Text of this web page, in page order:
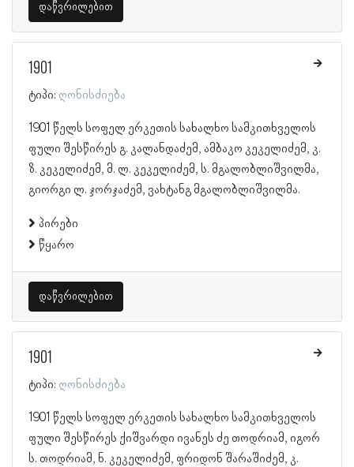
დაწვრილებით
1901
ტიპი: ღონისძიება
1901 წელს სოფელ ერკეთის სახალხო სამკითხველოს
ფული შესწირეს გ. კალანდაძემ, ამბაკო კეკელიძემ, კ.
ზ. კეკელიძემ, მ. ლ. კეკელიძემ, ს. მგალობლიშვილმა,
გიორგი ლ. ჯორჯაძემ, ვახტანგ მგალობლიშვილმა.
პირები
წყარო
დაწვრილებით
1901
ტიპი: ღონისძიება
1901 წელს სოფელ ერკეთის სახალხო სამკითხველოს
ფული შესწირეს ქიშვარდი ივანეს ძე თოდრიამ, იგორ
ს. თოდრიამ, ნ. კეკელიძემ, ფრიდონ შარაშიძემ, კ.